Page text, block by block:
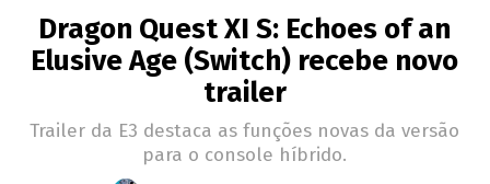
Dragon Quest XI S: Echoes of an
Elusive Age (Switch) recebe novo
trailer
Trailer da E3 destaca as funções novas da versão
para o console híbrido.